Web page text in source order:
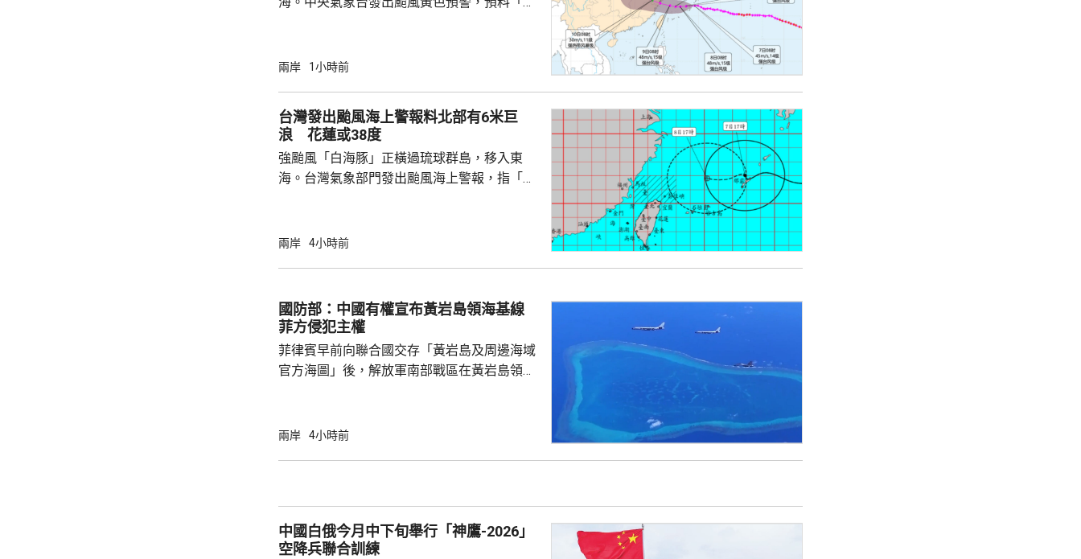
午及下午4時，提升防颱風應急響應至三級。
目已全部停工，290艘施工船全部進入安全水
域避風，泉州以北19條客渡運航線已停航。
浙江省氣象台預料「白海豚」有較...
兩岸 1小時前
台灣發出颱風海上警報料北部有6米巨
浪 花蓮或38度
強颱風「白海豚」正橫過琉球群島，移入東
海。台灣氣象部門發出颱風海上警報，指「白
岸、蘭嶼、綠島、恆春半島及馬祖易有湧浪，
門又指，受颱風外圍環流沉降影響，台灣多地
天氣高溫炎熱，宜蘭縣及花蓮縣可能出現焚風
現象，花蓮縣可能出現攝氏38度高溫，台北
市...
兩岸 4小時前
國防部：中國有權宣布黃岩島領海基線
菲方侵犯主權
菲律賓早前向聯合國交存「黃岩島及周邊海域
官方海圖」後，解放軍南部戰區在黃岩島領
被菲方批評是非法行為。 國防部新聞發言人陳
方行徑嚴重侵犯中國領土主權，違反國際法與
國際關係基本準則，非法無效，而中方組織...
兩岸 4小時前
中國白俄今月中下旬舉行「神鷹-2026」
空降兵聯合訓練